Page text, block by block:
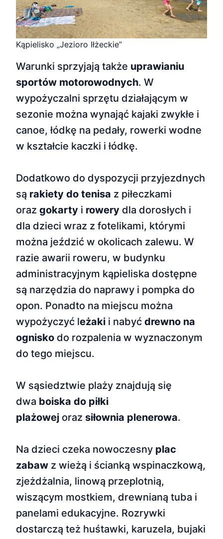
Kąpielisko „Jezioro Iłżeckie”
Warunki sprzyjają także uprawianiu
sportów motorowodnych. W
wypożyczalni sprzętu działającym w
sezonie można wynająć kajaki zwykłe i
canoe, łódkę na pedały, rowerki wodne
w kształcie kaczki i łódkę.
Dodatkowo do dyspozycji przyjezdnych
są rakiety do tenisa z piłeczkami
oraz gokarty i rowery dla dorosłych i
dla dzieci wraz z fotelikami, którymi
można jeździć w okolicach zalewu. W
razie awarii roweru, w budynku
administracyjnym kąpieliska dostępne
są narzędzia do naprawy i pompka do
opon. Ponadto na miejscu można
wypożyczyć leżaki i nabyć drewno na
ognisko do rozpalenia w wyznaczonym
do tego miejscu.
W sąsiedztwie plaży znajdują się
dwa boiska do piłki
plażowej oraz siłownia plenerowa.
Na dzieci czeka nowoczesny plac
zabaw z wieżą i ścianką wspinaczkową,
zjeżdżalnia, linową przeplotnią,
wiszącym mostkiem, drewnianą tuba i
panelami edukacyjne. Rozrywki
dostarczą też huśtawki, karuzela, bujaki